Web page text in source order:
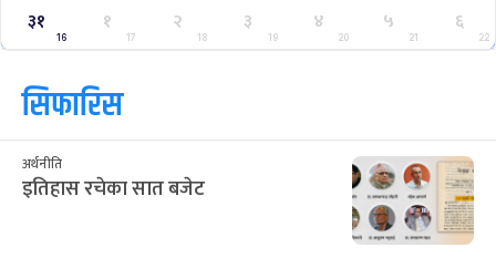
३१
16
१
17
२
18
३
19
४
20
५
21
६
22
सिफारिस
अर्थनीति
इतिहास रचेका सात बजेट